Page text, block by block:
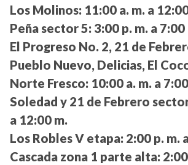
Los Molinos: 11:00 a. m. a
Peña sector 5: 3:00 p. m. a 7:00
El Progreso No. 2, 21 de
Pueblo Nuevo, Delicias, El
Norte Fresco: 10:00 a. m. a
Soledad y 21 de Febrero
a 12:00 m.
Los Robles V etapa: 2:00 p. m.
Cascada zona 1 parte alta: